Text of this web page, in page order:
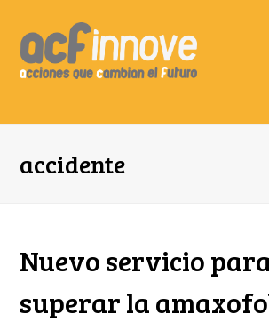
accidente
Nuevo servicio
superar la